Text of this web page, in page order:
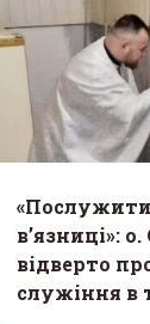
вʼязниці»:
відверто
служіння в